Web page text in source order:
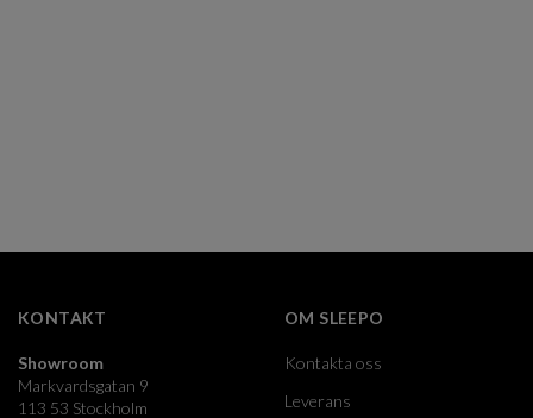
KONTAKT
Showroom
Markvardsgatan 9
113 53 Stockholm
OM SLEEPO
Kontakta oss
Leverans